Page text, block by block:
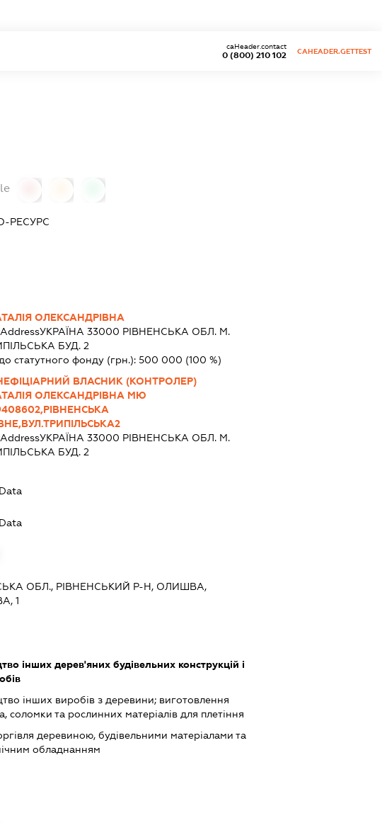
0 (800) 210 102
caHeader.contact
CAHEADER.GETTEST
РЕСУРС
ОЛЕКСАНДРІВНА
УКРАЇНА 33000 РIВНЕНСЬКА ОБЛ. М.
БУД. 2
статутного фонду (грн.): 500 000 (100 %)
ВЛАСНИК (КОНТРОЛЕР)
ОЛЕКСАНДРІВНА МЮ
УКРАЇНА 33000 РIВНЕНСЬКА ОБЛ. М.
БУД. 2
ОБЛ., РІВНЕНСЬКИЙ Р-Н, ОЛИШВА,
1
інших дерев'яних будівельних конструкцій і
інших виробів з деревини; виготовлення
соломки та рослинних матеріалів для плетіння
деревиною, будівельними матеріалами та
обладнанням